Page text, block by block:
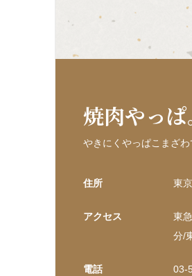
焼肉やっ
やきにくやっぱこまざわ
住所 東
アクセス
東
分/
電話 03-